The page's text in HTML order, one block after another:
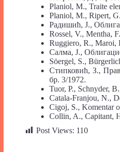
Planiol, M., Traite
Planiol, M., Ripert,
Радишић, J.,
Rossel, V., Mentha,
Ruggiero, R., Maroi,
Салма, Ј.,
Söergel, S.,
Стипковић, З.,
бр. 3/1972.
Tuor, P., Schnyder,
Catala-Franjou, N.,
Cigoj, S., Komentar
Collin, A., Capitant,
Post Views: 110